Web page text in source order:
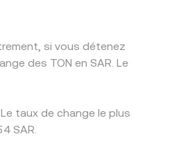
si vous détenez
taux de change le plus
SAR.